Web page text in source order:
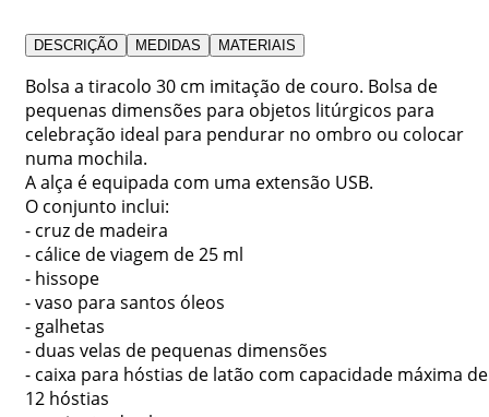
DESCRIÇÃO MEDIDAS MATERIAIS
Bolsa a tiracolo 30 cm imitação de couro. Bolsa de
pequenas dimensões para objetos litúrgicos para
celebração ideal para pendurar no ombro ou colocar
numa mochila.
A alça é equipada com uma extensão USB.
O conjunto inclui:
- cruz de madeira
- cálice de viagem de 25 ml
- hissope
- vaso para santos óleos
- galhetas
- duas velas de pequenas dimensões
- caixa para hóstias de latão com capacidade máxima de
12 hóstias